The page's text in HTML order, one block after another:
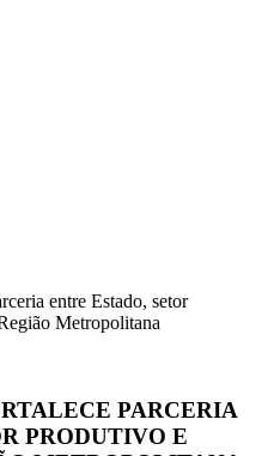
entre Estado, setor
Metropolitana
PARCERIA
PRODUTIVO E